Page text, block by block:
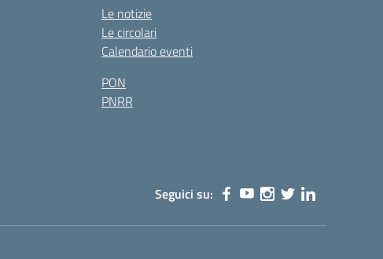
Le notizie
Le circolari
Calendario eventi
PON
PNRR
Seguici su: